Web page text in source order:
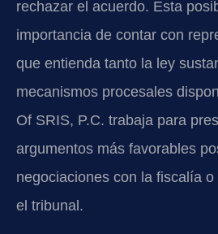
rechazar el acuerdo. Esta
importancia de contar con
que entienda tanto la ley
mecanismos procesales
Of SRIS, P.C. trabaja para
argumentos más favorables
negociaciones con la fiscalía
el tribunal.